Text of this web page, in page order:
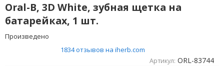
Oral-B, 3D White, зубная щетка на
батарейках, 1 шт.
Произведено
1834 отзывов на iherb.com
Артикул: ORL-83744